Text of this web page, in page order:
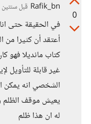
0
Rafik_bn قبل سنتين
في الحقيقة حتى
أعتقد أن كثيرا من
كتاب مانديلا فهو
غير قابلة للتأويل
الشخصي انه يمكن
يعيش موقف
له ان هذا ظلم